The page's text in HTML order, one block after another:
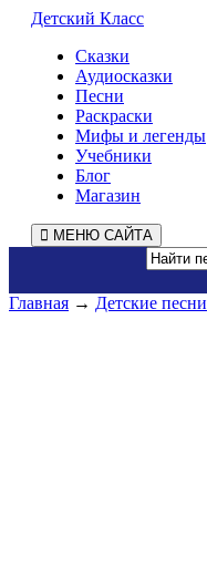
Детский Класс
Сказки
Аудиосказки
Песни
Раскраски
Мифы и легенды
Учебники
Блог
Магазин
МЕНЮ САЙТА
Главная → Детские песни